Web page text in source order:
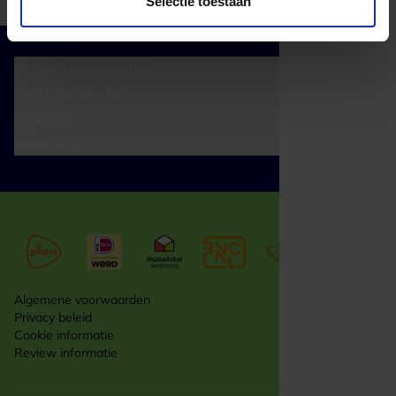
Algemene voorwaarden
Privacy beleid
Cookie informatie
Review informatie